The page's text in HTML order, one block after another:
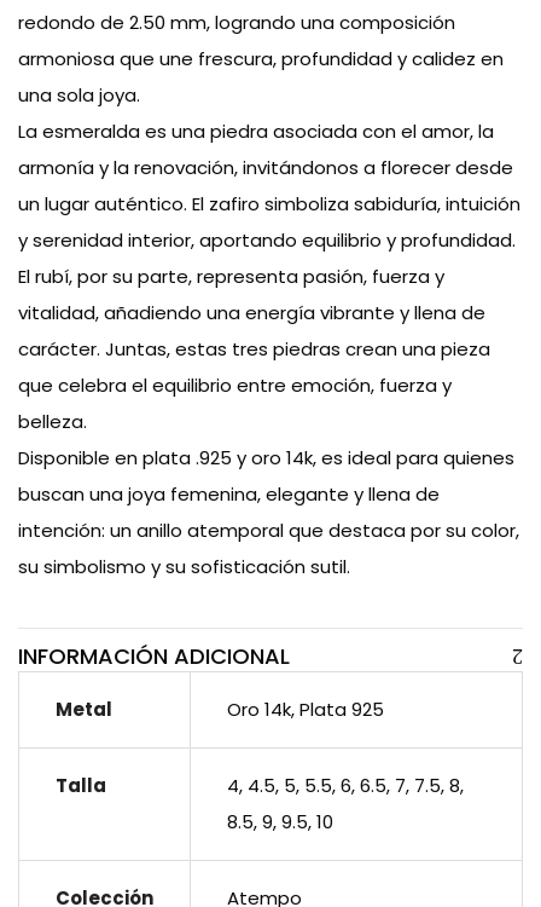
redondo de 2.50 mm, logrando una composición
armoniosa que une frescura, profundidad y calidez en
una sola joya.
La esmeralda es una piedra asociada con el amor, la
armonía y la renovación, invitándonos a florecer desde
un lugar auténtico. El zafiro simboliza sabiduría, intuición
y serenidad interior, aportando equilibrio y profundidad.
El rubí, por su parte, representa pasión, fuerza y
vitalidad, añadiendo una energía vibrante y llena de
carácter. Juntas, estas tres piedras crean una pieza
que celebra el equilibrio entre emoción, fuerza y
belleza.
Disponible en plata .925 y oro 14k, es ideal para quienes
buscan una joya femenina, elegante y llena de
intención: un anillo atemporal que destaca por su color,
su simbolismo y su sofisticación sutil.
INFORMACIÓN ADICIONAL
Metal Oro 14k, Plata 925
Talla
4, 4.5, 5, 5.5, 6, 6.5, 7, 7.5, 8,
8.5, 9, 9.5, 10
Colección Atempo